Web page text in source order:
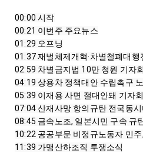
00:00
00:21
01:29
01:37
02:59
04:19
05:39
07:04
08:45
10:22
11:39